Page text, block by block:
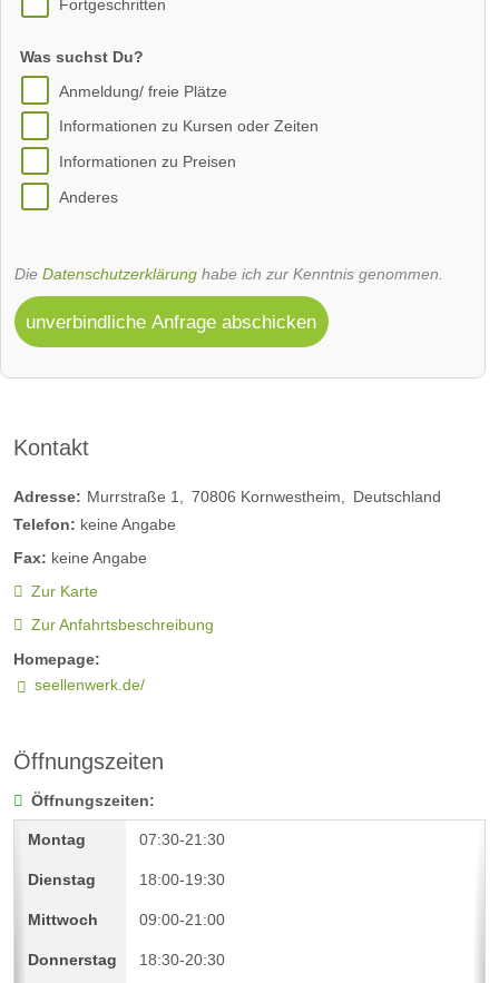
Fortgeschritten
Was suchst Du?
Anmeldung/ freie Plätze
Informationen zu Kursen oder Zeiten
Informationen zu Preisen
Anderes
Die Datenschutzerklärung habe ich zur Kenntnis genommen.
unverbindliche Anfrage abschicken
Kontakt
Adresse: Murrstraße 1 70806 Kornwestheim
Deutschland
Telefon: keine Angabe
Fax: keine Angabe
Zur Karte
Zur Anfahrtsbeschreibung
Homepage:
seellenwerk.de/
Öffnungszeiten
Öffnungszeiten:
07:30-21:30
18:00-19:30
09:00-21:00
18:30-20:30